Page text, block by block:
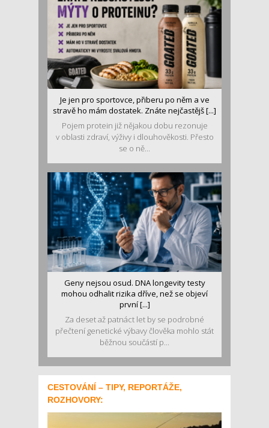
Je jen pro sportovce, přiberu po něm a ve
stravě ho mám dostatek. Znáte nejčastějš [...]
Pojem protein již nějakou dobu rezonuje
v oblasti zdraví, výživy i dlouhověkosti. Přesto
se o ně...
Geny nejsou osud. DNA longevity testy
mohou odhalit rizika dříve, než se objeví
první [...]
Za deset až patnáct let by se podrobné
přečtení genetické výbavy člověka mohlo stát
běžnou součástí p...
CESTOVÁNÍ – TIPY, REPORTÁŽE,
ROZHOVORY: